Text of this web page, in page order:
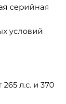
серийная
условий
л.с. и 370